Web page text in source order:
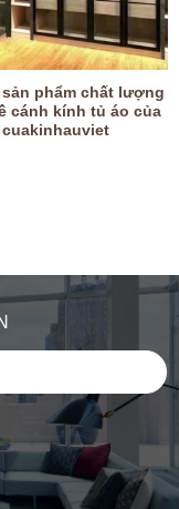
phẩm chất lượng
cánh kính tủ áo của
cuakinhauviet